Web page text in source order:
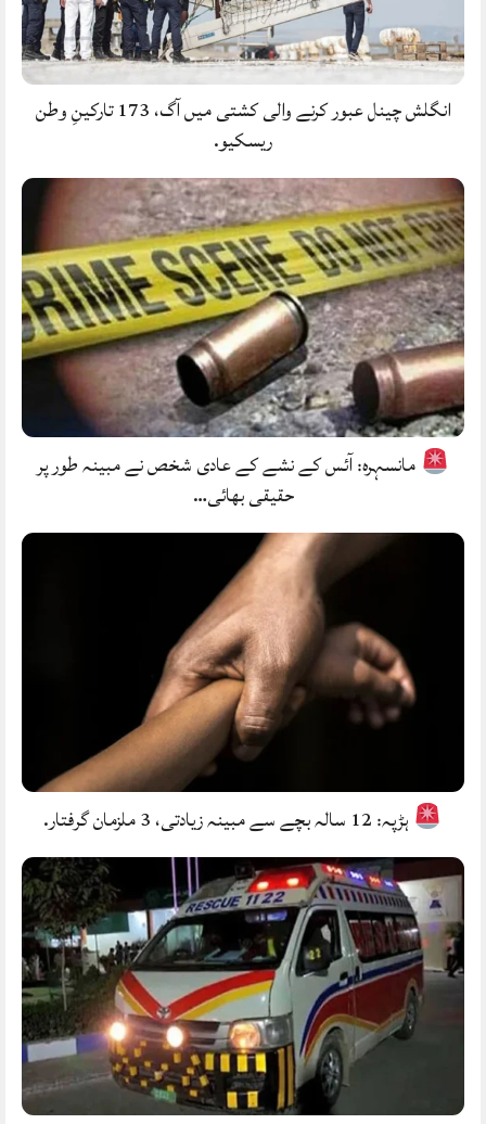
انگلش چینل عبور کرنے والی کشتی میں آگ، 173 تارکینِ وطن
ریسکیو.
مانسہرہ: آئس کے نشے کے عادی شخص نے مبینہ طور پر
حقیقی بھائی…
ہڑپہ: 12 سالہ بچے سے مبینہ زیادتی، 3 ملزمان گرفتار.